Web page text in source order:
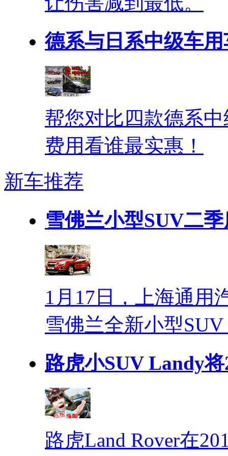
德系与日系中级车
帮您对比四款德系
费用看谁最实惠！
新车推荐
雪佛兰小型SUV二
1月17日，上海通用
雪佛兰全新小型
路虎小SUV Landy
路虎Land Rover在